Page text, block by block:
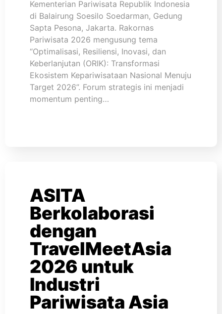
Kementerian Pariwisata Republik Indonesia
di Balairung Soesilo Soedarman, Gedung
Sapta Pesona, Jakarta. Rakornas
Pariwisata 2026 mengusung tema
“Optimalisasi, Resiliensi, Inovasi, dan
Keberlanjutan (ORIK): Transformasi
Ekosistem Kepariwisataan Nasional Menuju
Target 2026”. Forum strategis ini menjadi
momentum penting…
ASITA
Berkolaborasi
dengan
TravelMeetAsia
2026 untuk
Industri
Pariwisata Asia